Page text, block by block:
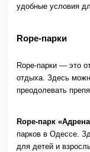
удобные условия
Rope-парки
Rope-парки — это
отдыха. Здесь
преодолевать
Rope-парк
парков в Одессе.
для детей и